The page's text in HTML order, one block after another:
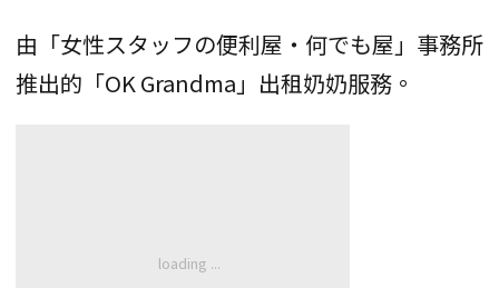
由「女性スタッフの便利屋・何でも屋」事務所
推出的「OK Grandma」出租奶奶服務。